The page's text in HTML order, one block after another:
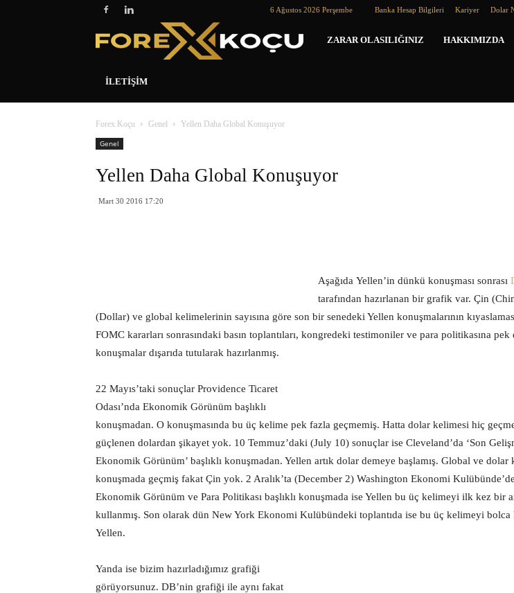
6 Ağustos 2026 Perşembe Banka Hesap Bilgileri Kariyer Dolar
Forex
ZARAR OLASILIĞINIZ HAKKIMIZDA
İLETIŞIM
Forex Koçu Genel
Yellen Daha Global Konuşuyor
Genel
Yellen Daha Global Konuşuyor
Mart 30 2016 17:20
Aşağıda Yellen’in dünkü konuşması sonrası
tarafından hazırlanan bir grafik var. Çin
(Dollar) ve global kelimelerinin sayısına göre son bir senedeki Yellen konuşmalarının
FOMC kararları sonrasındaki basın toplantıları, kongredeki testimoniler ve para politikasına
konuşmalar dışarıda tutularak hazırlanmış.
22 Mayıs’taki sonuçlar Providence Ticaret
Odası’nda Ekonomik Görünüm başlıklı
konuşmadan. O konuşmasında bu üç kelime pek fazla geçmemiş. Hatta dolar kelimesi hiç
güçlenen dolardan şikayet yok. 10 Temmuz’daki (July 10) sonuçlar ise Cleveland’da ‘Son
Ekonomik Görünüm’ başlıklı konuşmadan. Yellen artık dolar demeye başlamış. Global ve dolar
konuşmada geçmiş fakat Çin yok. 2 Aralık’ta (December 2) Washington Ekonomi Kulübünde’de
Ekonomik Görünüm ve Para Politikası başlıklı konuşmada ise Yellen bu üç kelimeyi ilk kez bir
kullanmış. Son olarak dün New York Ekonomi Kulübündeki toplantıda ise bu üç kelimeyi bolca
Yellen.
Yanda ise bizim hazırladığımız grafiği
görüyorsunuz. DB’nin grafiği ile aynı fakat